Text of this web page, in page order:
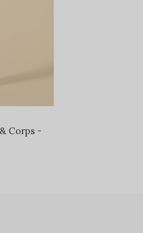
Corps -